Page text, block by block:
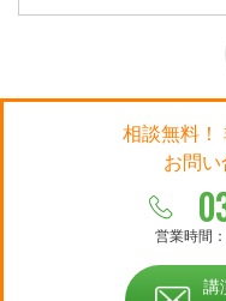
相談無料！
お問い
営業時間
講